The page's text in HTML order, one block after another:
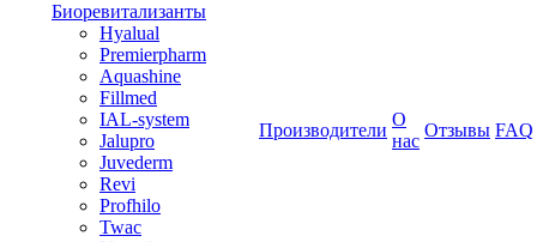
Биоревитализанты
Hyalual
Premierpharm
Aquashine
Fillmed
IAL-system
Jalupro
Juvederm
Revi
Profhilo
Twac
Производители
О
нас
Отзывы FAQ